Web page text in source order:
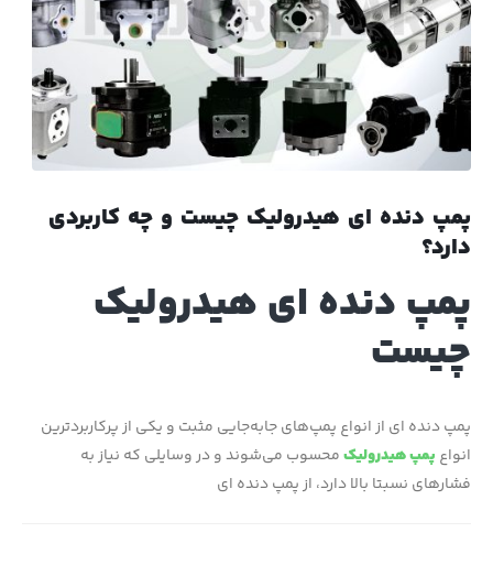
پمپ دنده ای هیدرولیک چیست و چه کاربردی
دارد؟
پمپ دنده ای هیدرولیک
چیست
پمپ دنده ای از انواع پمپ‌های جابه‌جایی مثبت و یکی از پرکاربردترین
انواع پمپ هیدرولیکمحسوب می‌شوند و در وسایلی که نیاز به
فشارهای نسبتا بالا دارد، از پمپ دنده ای